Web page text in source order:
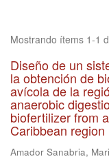
Mostrando ítems 1-1
Diseño de un
la obtención de
avícola de la
anaerobic
biofertilizer from
Caribbean region
Amador Sanabria,